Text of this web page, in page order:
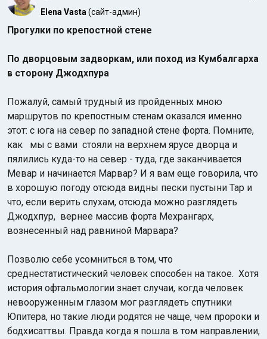
Elena Vasta (сайт-админ)
Прогулки по крепостной стене
По дворцовым задворкам, или поход из Кумбалгарха
в сторону Джодхпура
Пожалуй, самый трудный из пройденных мною
маршрутов по крепостным стенам оказался именно
этот: с юга на север по западной стене форта. Помните,
как мы с вами стояли на верхнем ярусе дворца и
пялились куда-то на север - туда, где заканчивается
Мевар и начинается Марвар? И я вам еще говорила, что
в хорошую погоду отсюда видны пески пустыни Тар и
что, если верить слухам, отсюда можно разглядеть
Джодхпур, вернее массив форта Мехрангарх,
вознесенный над равниной Марвара?
Позволю себе усомниться в том, что
среднестатистический человек способен на такое. Хотя
история офтальмологии знает случаи, когда человек
невооруженным глазом мог разглядеть спутники
Юпитера, но такие люди родятся не чаще, чем пророки и
бодхисаттвы. Правда когда я пошла в том направлении,